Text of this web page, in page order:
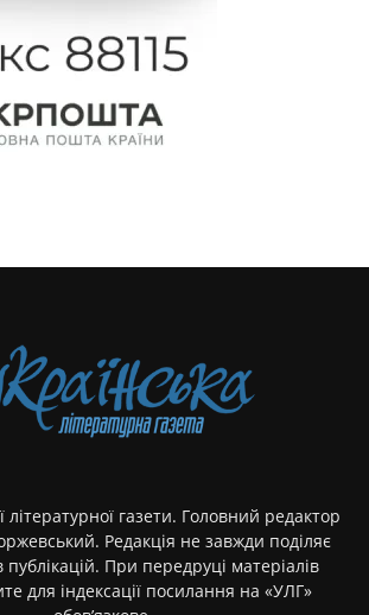
літературної газети. Головний редактор
Редакція не завжди поділяє
публікацій. При передруці матеріалів
для індексації посилання на «УЛГ»